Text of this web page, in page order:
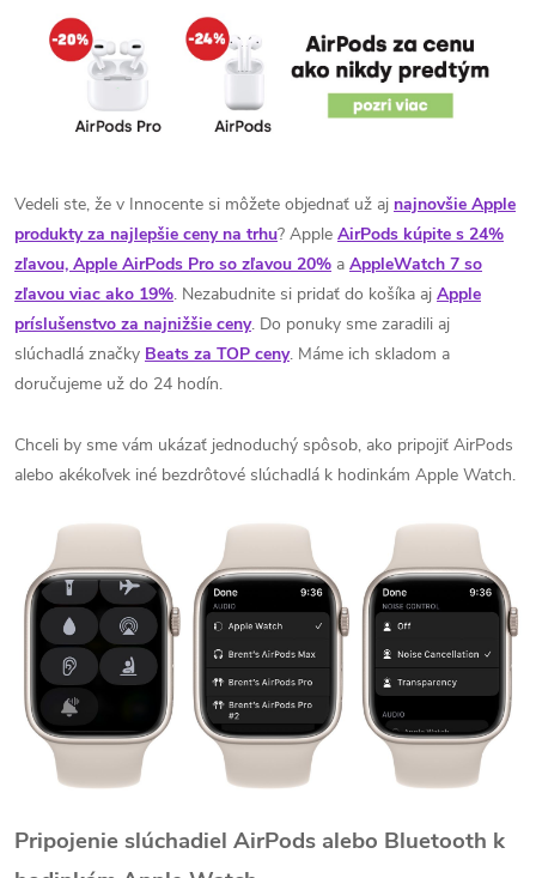
Vedeli ste, že v Innocente si môžete objednať už aj najnovšie Apple
produkty za najlepšie ceny na trhu? Apple AirPods kúpite s 24%
zľavou, Apple AirPods Pro so zľavou 20% a AppleWatch 7 so
zľavou viac ako 19%. Nezabudnite si pridať do košíka aj Apple
príslušenstvo za najnižšie ceny. Do ponuky sme zaradili aj
slúchadlá značky Beats za TOP ceny. Máme ich skladom a
doručujeme už do 24 hodín.
Chceli by sme vám ukázať jednoduchý spôsob, ako pripojiť AirPods
alebo akékoľvek iné bezdrôtové slúchadlá k hodinkám Apple Watch.
Pripojenie slúchadiel AirPods alebo Bluetooth k